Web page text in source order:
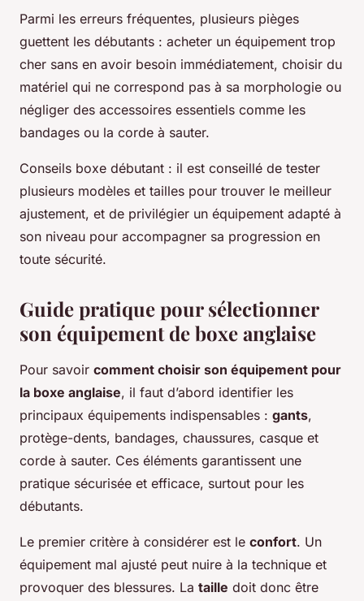
Parmi les erreurs fréquentes, plusieurs pièges
guettent les débutants : acheter un équipement trop
cher sans en avoir besoin immédiatement, choisir du
matériel qui ne correspond pas à sa morphologie ou
négliger des accessoires essentiels comme les
bandages ou la corde à sauter.
Conseils boxe débutant : il est conseillé de tester
plusieurs modèles et tailles pour trouver le meilleur
ajustement, et de privilégier un équipement adapté à
son niveau pour accompagner sa progression en
toute sécurité.
Guide pratique pour sélectionner
son équipement de boxe anglaise
Pour savoir comment choisir son équipement pour
la boxe anglaise, il faut d’abord identifier les
principaux équipements indispensables : gants,
protège-dents, bandages, chaussures, casque et
corde à sauter. Ces éléments garantissent une
pratique sécurisée et efficace, surtout pour les
débutants.
Le premier critère à considérer est le confort. Un
équipement mal ajusté peut nuire à la technique et
provoquer des blessures. La taille doit donc être